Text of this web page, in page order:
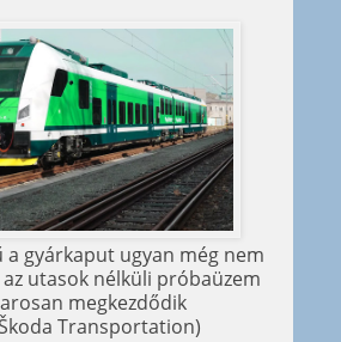
a gyárkaput ugyan még nem
utasok nélküli próbaüzem
megkezdődik
Transportation)